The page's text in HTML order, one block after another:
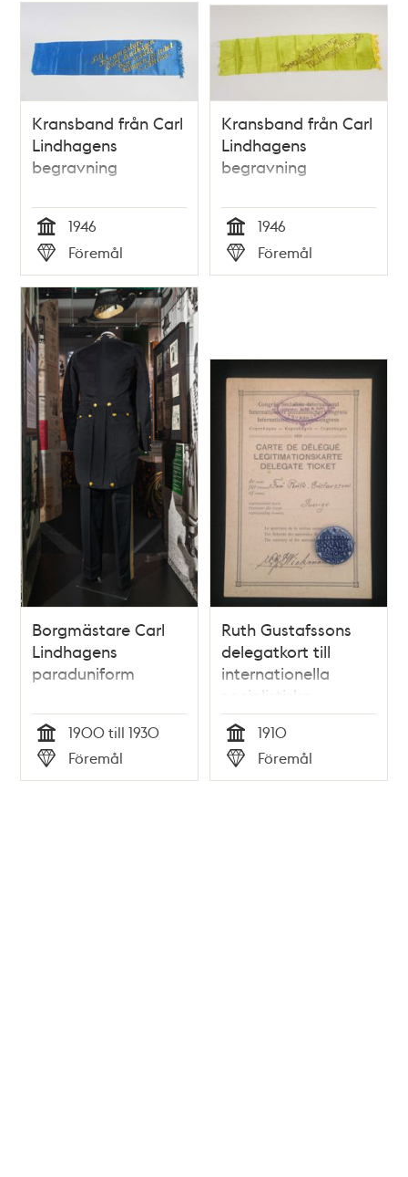
Kransband från Carl
Lindhagens
begravning
Tid
1946
Typ
Föremål
Kransband från Carl
Lindhagens
begravning
Tid
1946
Typ
Föremål
Borgmästare Carl
Lindhagens
paraduniform
Tid
1900 till 1930
Typ
Föremål
Ruth Gustafssons
delegatkort till
internationella
socialistiska
kongressen 1910
Tid
1910
Typ
Föremål